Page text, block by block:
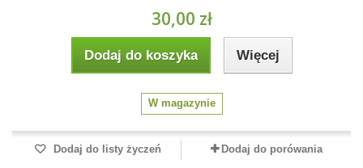
30,00 zł
Dodaj do koszyka Więcej
W magazynie
Dodaj do listy życzeń Dodaj do porówania